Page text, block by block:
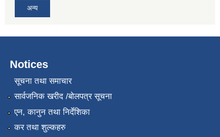
अन्य
Notices
सूचना तथा समाचार
सार्वजनिक खरीद /बोलपत्र सूचना
एन, कानुन तथा निर्देशिका
कर तथा शुल्कहरु